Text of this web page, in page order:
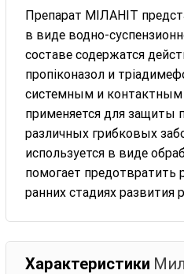
Препарат МІЛАНІТ
в виде водно-
составе содержатся
пропіконазол и
системным и контактным
применяется для защиты
различных грибковых
используется в виде
помогает предотвратить
ранних стадиях развития
Характеристики